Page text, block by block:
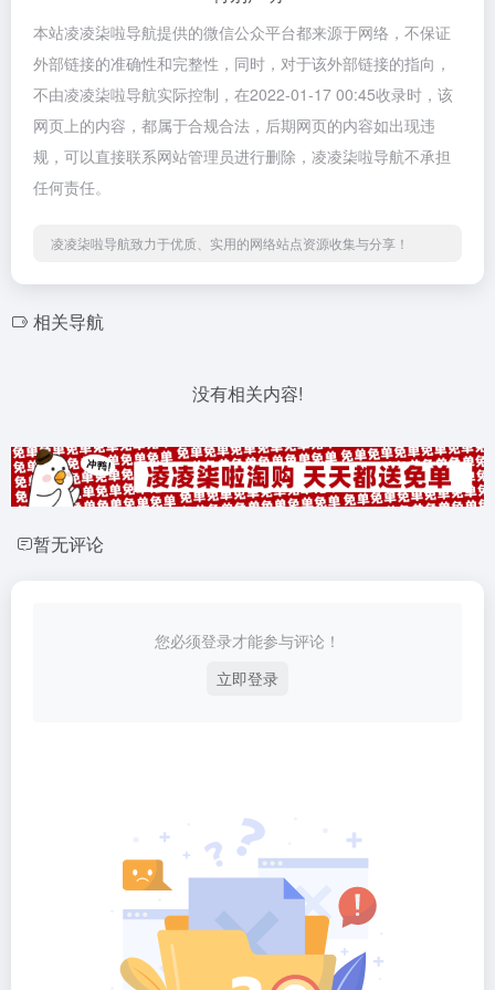
本站凌凌柒啦导航提供的微信公众平台都来源于网络，不保证
外部链接的准确性和完整性，同时，对于该外部链接的指向，
不由凌凌柒啦导航实际控制，在2022-01-17 00:45收录时，该
网页上的内容，都属于合规合法，后期网页的内容如出现违
规，可以直接联系网站管理员进行删除，凌凌柒啦导航不承担
任何责任。
凌凌柒啦导航致力于优质、实用的网络站点资源收集与分享！
相关导航
没有相关内容!
暂无评论
您必须登录才能参与评论！
立即登录